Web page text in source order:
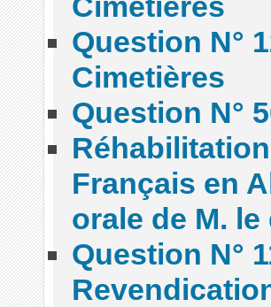
Cimetières
Question N°
Cimetières
Question N°
Français en
orale de M.
Question N°